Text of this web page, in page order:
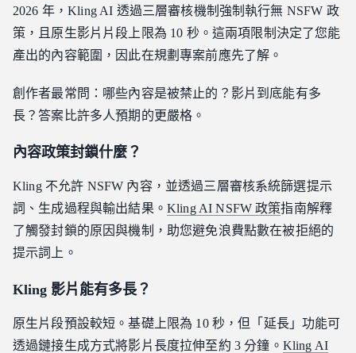
2026 年，Kling AI 透過三層審核機制強制執行無 NSFW 政
策，且原生影片片段上限為 10 秒。這兩項限制決定了您能
產出的內容範圍，因此在規劃專案前應先了解。
創作者最常問：哪些內容是被禁止的？影片到底能有多
長？答案比許多人預期的更嚴格。
內容政策封鎖什麼？
Kling 不允許 NSFW 內容，並透過三層審核系統篩選提示
詞、生成過程與輸出結果。 Kling AI NSFW 政策指南解釋
了觸發封鎖的原因與機制，助您避免浪費點數在被拒絕的
提示詞上。
Kling 影片能有多長？
原生片段預設較短。基礎上限為 10 秒，但「延長」功能可
透過鏈接生成方式將影片長度拉伸至約 3 分鐘。 Kling AI